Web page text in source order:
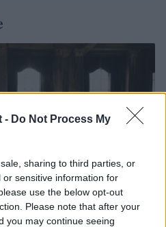
- Do Not Process My
sharing to third parties, or
sensitive information for
use the below opt-out
Please note that after your
you may continue seeing